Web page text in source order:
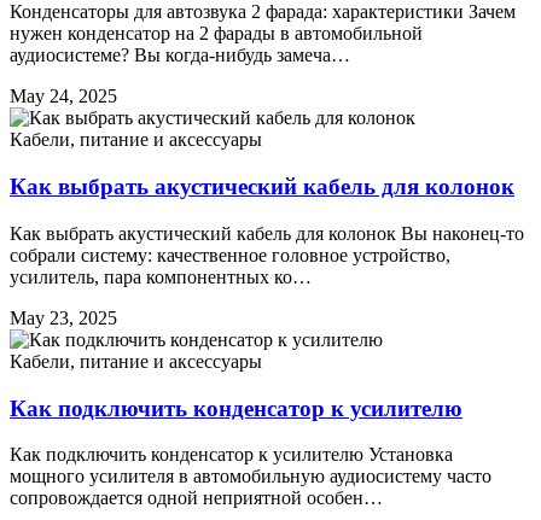
Конденсаторы для автозвука 2 фарада: характеристики Зачем
нужен конденсатор на 2 фарады в автомобильной
аудиосистеме? Вы когда-нибудь замеча…
May 24, 2025
Кабели, питание и аксессуары
Как выбрать акустический кабель для колонок
Как выбрать акустический кабель для колонок Вы наконец-то
собрали систему: качественное головное устройство,
усилитель, пара компонентных ко…
May 23, 2025
Кабели, питание и аксессуары
Как подключить конденсатор к усилителю
Как подключить конденсатор к усилителю Установка
мощного усилителя в автомобильную аудиосистему часто
сопровождается одной неприятной особен…